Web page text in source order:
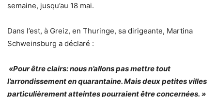
semaine, jusqu’au 18 mai.
Dans l’est, à Greiz, en Thuringe, sa dirigeante, Martina
Schweinsburg a déclaré :
«Pour être clairs: nous n’allons pas mettre tout
l’arrondissement en quarantaine. Mais deux petites villes
particulièrement atteintes pourraient être concernées. »